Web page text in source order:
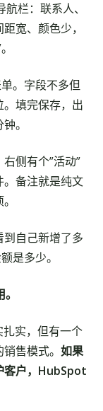
栏：联系人、
宽、颜色少，
。字段不多但
填完保存，出
。
侧有个”活动”
。备注就是纯文
自己新增了多
是多少。
实，但有一个
售模式。 如果
客户，HubSpot